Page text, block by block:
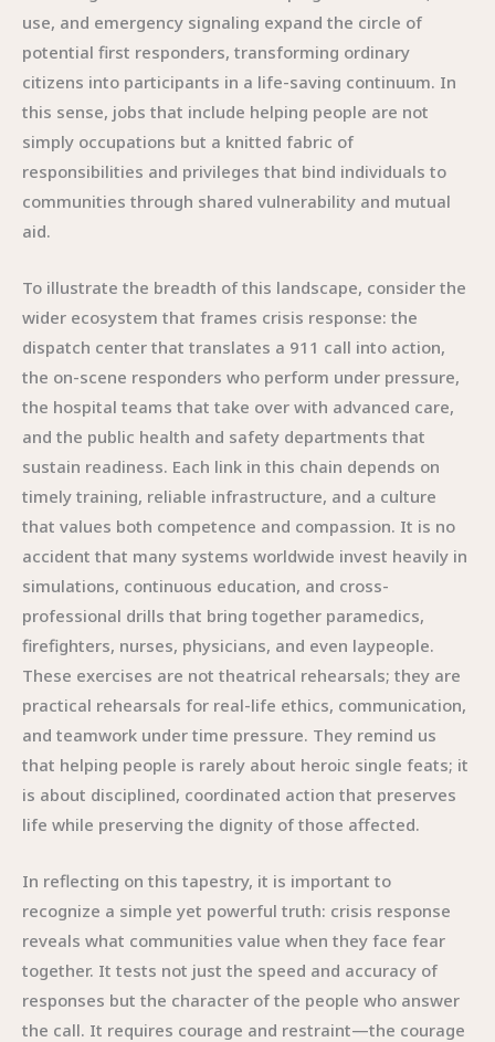
use, and emergency signaling expand the circle of
potential first responders, transforming ordinary
citizens into participants in a life-saving continuum. In
this sense, jobs that include helping people are not
simply occupations but a knitted fabric of
responsibilities and privileges that bind individuals to
communities through shared vulnerability and mutual
aid.
To illustrate the breadth of this landscape, consider the
wider ecosystem that frames crisis response: the
dispatch center that translates a 911 call into action,
the on-scene responders who perform under pressure,
the hospital teams that take over with advanced care,
and the public health and safety departments that
sustain readiness. Each link in this chain depends on
timely training, reliable infrastructure, and a culture
that values both competence and compassion. It is no
accident that many systems worldwide invest heavily in
simulations, continuous education, and cross-
professional drills that bring together paramedics,
firefighters, nurses, physicians, and even laypeople.
These exercises are not theatrical rehearsals; they are
practical rehearsals for real-life ethics, communication,
and teamwork under time pressure. They remind us
that helping people is rarely about heroic single feats; it
is about disciplined, coordinated action that preserves
life while preserving the dignity of those affected.
In reflecting on this tapestry, it is important to
recognize a simple yet powerful truth: crisis response
reveals what communities value when they face fear
together. It tests not just the speed and accuracy of
responses but the character of the people who answer
the call. It requires courage and restraint—the courage